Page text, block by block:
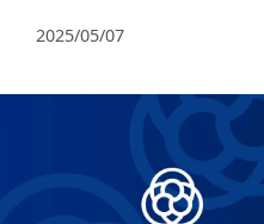
2025/05/07